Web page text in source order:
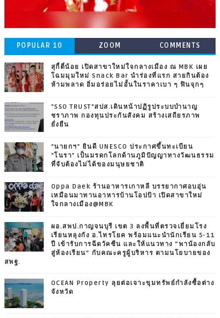
POPULAR 10 ZOOM COMMENTS
สุกี้ตี๋น้อย เปิดสาขาใหม่ใจกลางเมือง ณ MBK เผย
โฉมมุมใหม่ Snack Bar นำร่องที่แรก สายกินต้อง
ห้ามพลาด อิ่มอร่อยไม่อั้นในราคาเบา ๆ ฟินจุกๆ
"SSO TRUST"สปส.เดินหน้าปฏิรูประบบบำนาญ
ชราภาพ กองทุนประกันสังคม สร้างเสถียรภาพ
ยั่งยืน
"นายกฯ" ยินดี UNESCO ประกาศขึ้นทะเบียน
"โนรา" เป็นมรดกโลกด้านภูมิปัญญาทางวัฒนธรรม
ที่จับต้องไม่ได้ของมนุษยชาติ
Oppa Daek ร้านอาหารเกาหลี บรรยากาศอบอุ่น
เหมือนมาทานอาหารบ้านโอปป้า เปิดสาขาใหม่
ใจกลางเมือง@MBK
ผอ.สพป.กาญจนบุรี เขต 3 ลงพื้นที่ตรวจเยี่ยมโรง
เรียนหลุงกัง อ.ไทรโยค พร้อมแนะนำนักเรียน 5-11
ปี เข้ารับการฉีดวัคซีน และให้แนวทาง “พาน้องกลับ
สู่ห้องเรียน” กับคณะครูผู้บริหาร ตามนโยบายของ
สพฐ.
OCEAN Property ลุยต่อเจาะขุมทรัพย์กำลังซื้อต่าง
จังหวัด